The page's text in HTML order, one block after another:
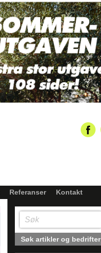
Referanser Kontakt
Søk artikler og bedrifter